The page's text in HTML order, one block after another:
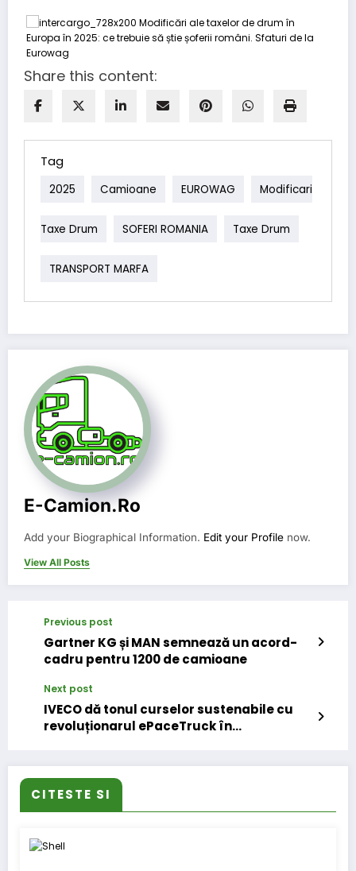
Share this content:
Tag
2025 Camioane EUROWAG Modificari
Taxe Drum SOFERI ROMANIA Taxe Drum
TRANSPORT MARFA
E-Camion.ro
Add your Biographical Information. Edit your Profile now.
View All Posts
Previous post
Gartner KG și MAN semnează un acord-
cadru pentru 1200 de camioane
Next post
IVECO dă tonul curselor sustenabile cu
revoluționarul ePaceTruck în
CITESTE SI